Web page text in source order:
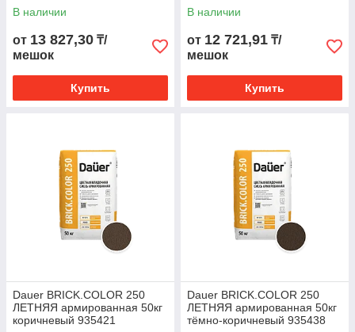
В наличии
от 13 827,30 ₸/
мешок
Купить
В наличии
от 12 721,91 ₸/
мешок
Купить
Dauer BRICK.COLOR 250
ЛЕТНЯЯ армированная 50кг
коричневый 935421
Dauer BRICK.COLOR 250
ЛЕТНЯЯ армированная 50кг
тёмно-коричневый 935438